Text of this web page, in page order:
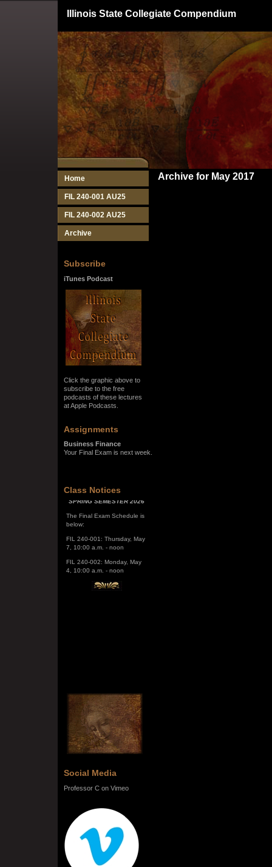
Illinois State Collegiate Compendium
Home
FIL 240-001 AU25
FIL 240-002 AU25
Archive
Subscribe
iTunes Podcast
Click the graphic above to
subscribe to the free
podcasts of these lectures
at Apple Podcasts.
Assignments
Business Finance
Your Final Exam is next week.
Class Notices
SPRING SEMESTER 2026
The Final Exam Schedule is
FIL 240-001: Thursday, May
FIL 240-002: Monday, May
Social Media
Professor C on Vimeo
Archive for May 2017